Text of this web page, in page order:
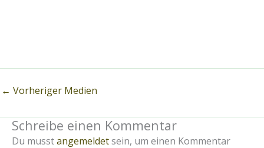
← Vorheriger Medien
Schreibe einen Kommentar
Du musstangemeldetsein, um einen Kommentar